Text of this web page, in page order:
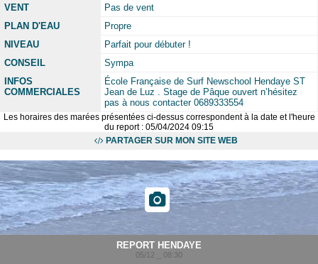
VENT
Pas de vent
PLAN D'EAU
Propre
NIVEAU
Parfait pour débuter !
CONSEIL
Sympa
INFOS
COMMERCIALES
École Française de Surf Newschool Hendaye ST
Jean de Luz . Stage de Pâque ouvert n’hésitez
pas à nous contacter 0689333554
Les horaires des marées présentées ci-dessus correspondent à la date et l'heure
du report : 05/04/2024 09:15
PARTAGER SUR MON SITE WEB
REPORT HENDAYE
05/12 _ 08:30